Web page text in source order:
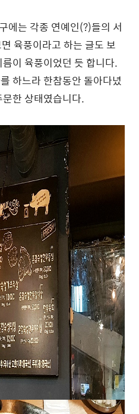
에는 각종 연예인(?)들의 서
육풍이라고 하는 글도 보
이 육풍이었던 듯 합니다.
하느라 한참동안 돌아다녔
한 상태였습니다.